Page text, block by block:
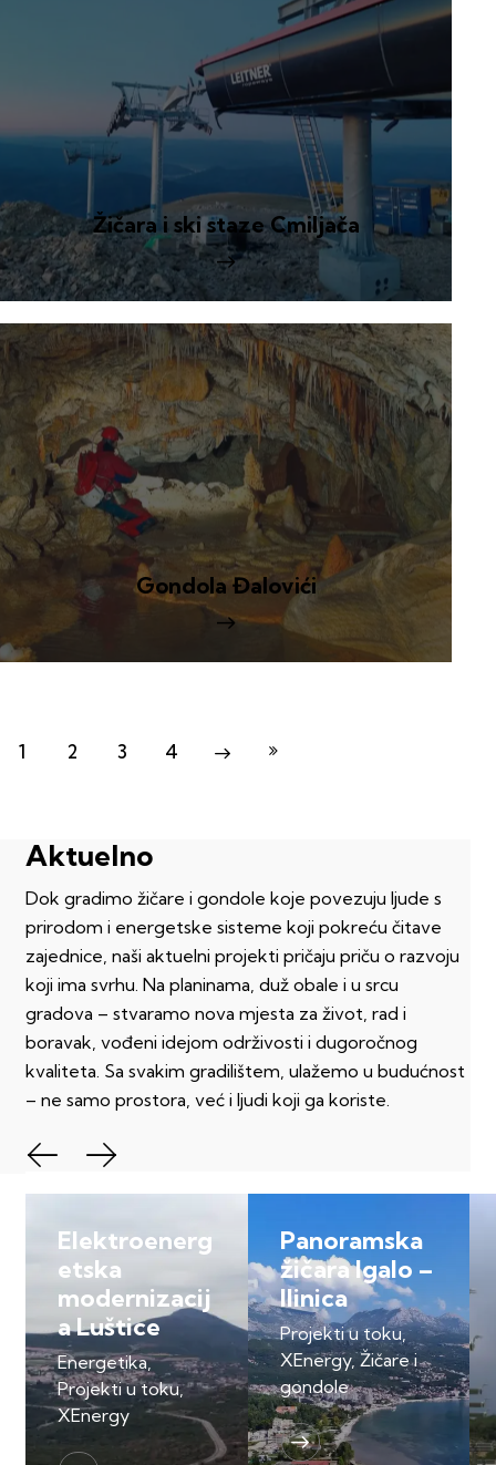
Žičara i ski staze Cmiljača
Gondola Đalovići
1 2 3 4
Next Last
Aktuelno
Dok gradimo žičare i gondole koje povezuju ljude s
prirodom i energetske sisteme koji pokreću čitave
zajednice, naši aktuelni projekti pričaju priču o razvoju
koji ima svrhu. Na planinama, duž obale i u srcu
gradova – stvaramo nova mjesta za život, rad i
boravak, vođeni idejom održivosti i dugoročnog
kvaliteta. Sa svakim gradilištem, ulažemo u budućnost
– ne samo prostora, već i ljudi koji ga koriste.
Elektroenerg
etska
modernizacij
a Luštice
Energetika,
Projekti u toku,
XEnergy
Panoramska
žičara Igalo –
Ilinica
Projekti u toku,
XEnergy,Žičare i
gondole